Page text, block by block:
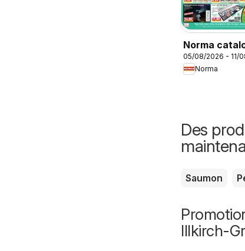
Norma
05/08/2026 - 11/
Norma
Des
Saumon
Illkirch-